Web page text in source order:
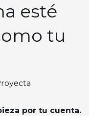
esté
tu
por tu cuenta.